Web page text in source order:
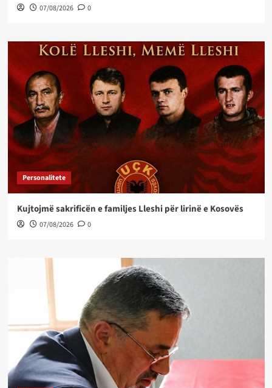
07/08/2026 0
Personalitete
Kujtojmë sakrificën e familjes Lleshi për lirinë e Kosovës
07/08/2026 0